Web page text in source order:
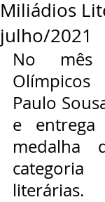
Miliádios
julho/2021
No mês
Paulo
e
medalha
literárias.